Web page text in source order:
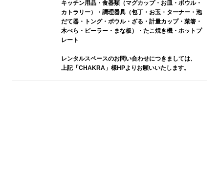
キッチン用品・食器類（マグカップ・お皿・ボウル・
カトラリー）・調理器具（包丁・お玉・ターナー・泡
だて器・トング・ボウル・ざる・計量カップ・菜箸・
木べら・ピーラー・まな板）・たこ焼き機・ホットプ
レート
レンタルスペースのお問い合わせにつきましては、
上記「CHAKRA」様HPよりお願いいたします。